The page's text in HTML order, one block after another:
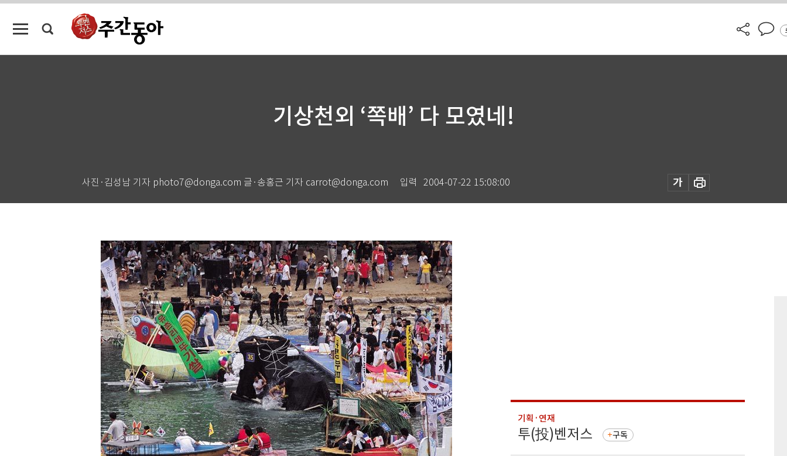
기상천외 ‘쪽배’ 다 모였네!
사진·김성남 기자 photo7@donga.com 글·송홍근 기자 carrot@donga.com 입력 2004-07-22 15:08:00
기획·연재
투(投)벤저스 구독